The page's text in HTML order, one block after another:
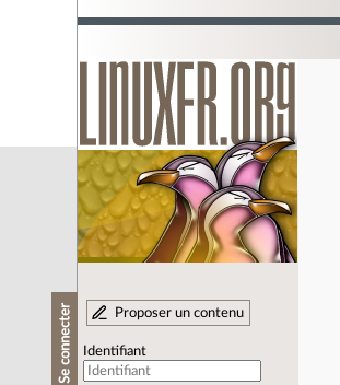
Se connecter Proposer un contenu
Identifiant